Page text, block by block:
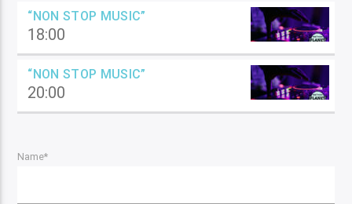
“NON STOP MUSIC”
18:00
“NON STOP MUSIC”
20:00
Name*